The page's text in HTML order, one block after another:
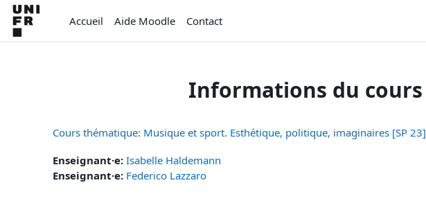
Passer au contenu principal
Accueil
Aide Moodle Contact
Informations du cours
Cours thématique: Musique et sport. Esthétique, politique, imaginaires [SP 23]
Enseignant·e: Isabelle Haldemann
Enseignant·e: Federico Lazzaro